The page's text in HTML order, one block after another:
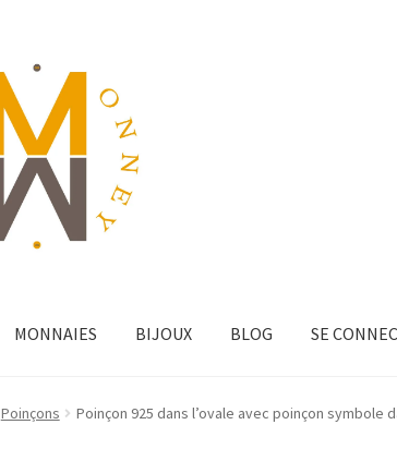
MONNAIES BIJOUX BLOG SE
Poinçons Poinçon 925 dans l’ovale avec poinçon symbole